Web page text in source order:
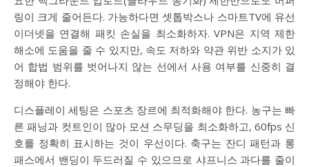
링이 크게 줄어든다. 가능하다면 셋톱박스나 스마트TV에 유선
이더넷을 연결해 패킷 손실을 최소화하자. VPN은 지역 제한
해소에 도움을 줄 수 있지만, 속도 저하와 약관 위반 소지가 있
어 합법 범위를 벗어나지 않는 선에서 사용 여부를 신중히 결
정해야 한다.
디스플레이 세팅은 스포츠 장르에 최적화해야 한다. 농구는 빠
른 패닝과 컷트인이 많아 모션 스무딩을 최소화하고, 60fps 신
호를 정확히 표시하는 것이 우선이다. 축구는 잔디 패턴과 롱
패스에서 밴딩이 두드러질 수 있으므로 샤프니스 과다를 줄이